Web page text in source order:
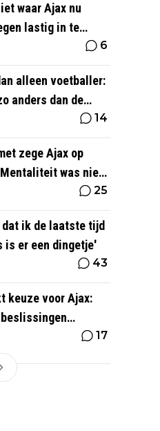
waar Ajax nu
lastig in te
van Eredivisie'
6
alleen voetballer:
anders dan de
14
zege Ajax op
was niet
slotfase'
25
dat ik de laatste tijd
is er een dingetje'
43
keuze voor Ajax:
mijn hoofd'
17